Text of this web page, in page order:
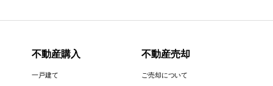
不動産購入
一戸建て
不動産売却
ご売却について